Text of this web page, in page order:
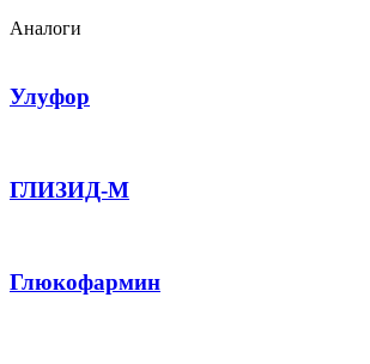
Аналоги
Улуфор
ГЛИЗИД-М
Глюкофармин